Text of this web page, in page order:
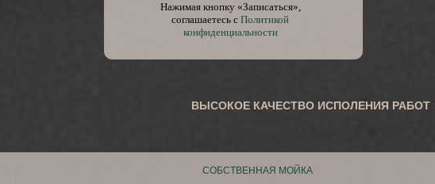
СОБСТВЕННАЯ МОЙКА
ВЫСОКОЕ КАЧЕСТВО ИСПОЛЕНИЯ РАБОТ
Нажимая кнопку «Записаться»,
соглашаетесь с Политикой
конфиденциальности